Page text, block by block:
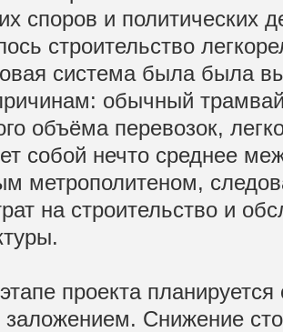
споров и политических
строительство
система была была
обычный
объёма перевозок,
собой нечто среднее
метрополитеном,
на строительство и
проекта
Снижение